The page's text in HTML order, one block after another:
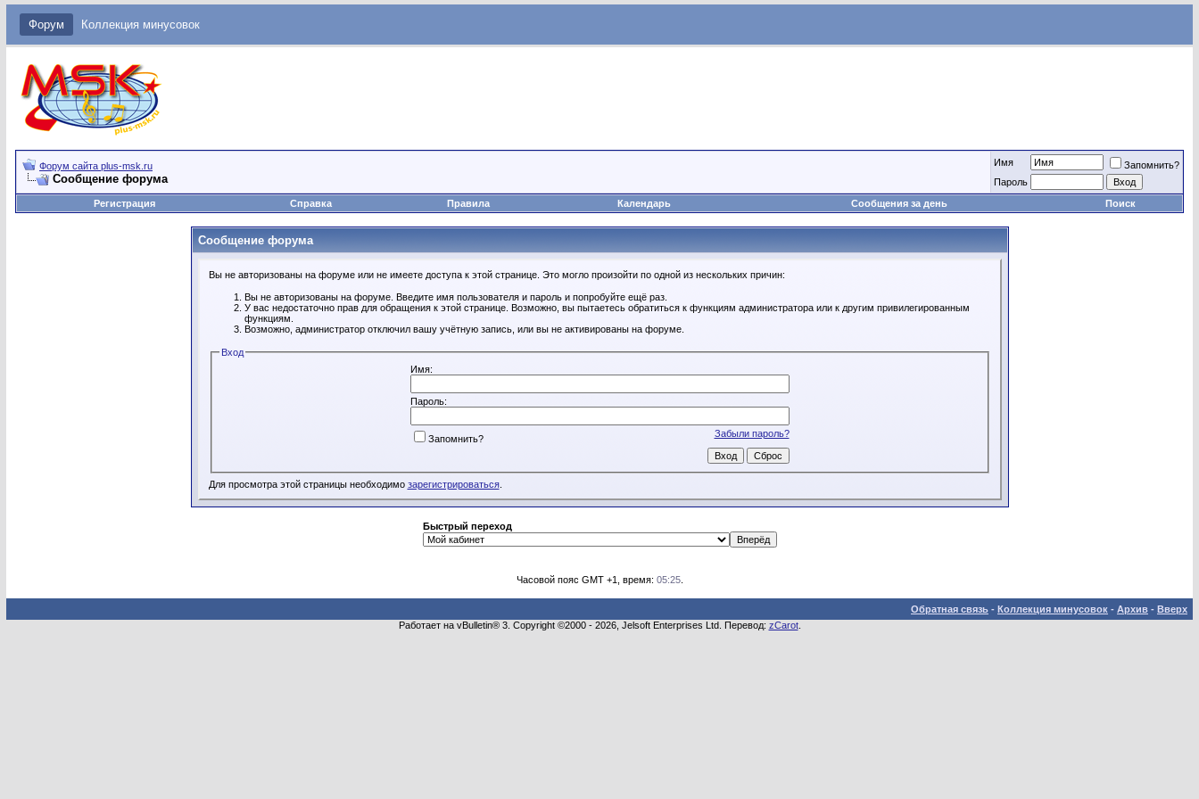
Форум Коллекция минусовок
Форум сайта plus-msk.ru
Сообщение форума
Имя
Запомнить?
Пароль
Регистрация
Справка Правила Календарь Сообщения за день Поиск
Сообщение форума
Вы не авторизованы на форуме или не имеете доступа к этой странице. Это могло произойти по одной из нескольких причин:
Вы не авторизованы на форуме. Введите имя пользователя и пароль и попробуйте ещё раз.
У вас недостаточно прав для обращения к этой странице. Возможно, вы пытаетесь обратиться к функциям администратора или к другим привилегированным
функциям.
Возможно, администратор отключил вашу учётную запись, или вы не активированы на форуме.
Вход
Имя:
Пароль:
Забыли пароль?
Запомнить?
Для просмотра этой страницы необходимо зарегистрироваться.
Быстрый переход
Часовой пояс GMT +1, время: 05:25.
Обратная связь - Коллекция минусовок - Архив - Вверх
Работает на vBulletin® 3. Copyright ©2000 - 2026, Jelsoft Enterprises Ltd. Перевод: zCarot.